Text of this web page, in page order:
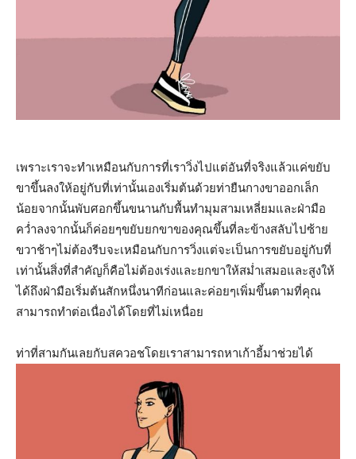
เพราะเราจะทำเหมือนกับการที่เราวิ่งไปแต่อันที่จริงแล้วแค่ขยับ
ขาขึ้นลงให้อยู่กับที่เท่านั้นเองเริ่มต้นด้วยท่ายืนกางขาออกเล็ก
น้อยจากนั้นพับศอกขึ้นขนานกับพื้นทำมุมสามเหลี่ยมและฝ่ามือ
คว่ำลงจากนั้นก็ค่อยๆขยับยกขาของคุณขึ้นที่ละข้างสลับไปซ้าย
ขวาช้าๆไม่ต้องรีบจะเหมือนกับการวิ่งแต่จะเป็นการขยับอยู่กับที่
เท่านั้นสิ่งที่สำคัญก็คือไม่ต้องเร่งและยกขาให้สม่ำเสมอและสูงให้
ได้ถึงฝ่ามือเริ่มต้นสักหนึ่งนาทีก่อนและค่อยๆเพิ่มขึ้นตามที่คุณ
สามารถทำต่อเนื่องได้โดยที่ไม่เหนื่อย
ท่าที่สามกันเลยกับสควอชโดยเราสามารถหาเก้าอี้มาช่วยได้